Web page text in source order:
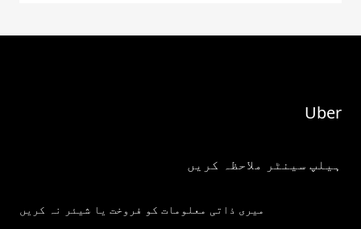
Uber
ہیلپ سینٹر ملاحظہ کریں
میری ذاتی معلومات کو فروخت یا شیئر نہ کریں